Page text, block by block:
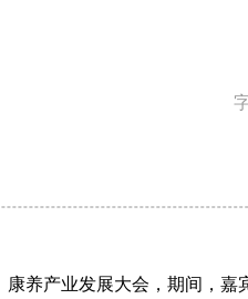
养产业发展大会，期间，